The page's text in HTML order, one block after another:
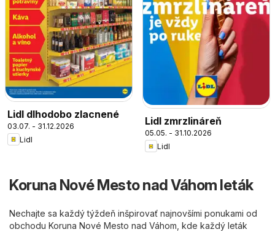
Lidl dlhodobo zlacnené
03.07. - 31.12.2026
Lidl
Lidl zmrzlináreň
05.05. - 31.10.2026
Lidl
Koruna Nové Mesto nad Váhom leták
Nechajte sa každý týždeň inšpirovať najnovšími ponukami od
obchodu Koruna Nové Mesto nad Váhom, kde každý leták